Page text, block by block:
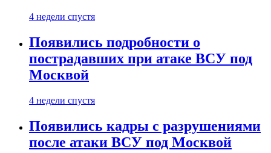
4 недели спустя
Появились подробности о
пострадавших при атаке ВСУ под
Москвой
4 недели спустя
Появились кадры с разрушениями
после атаки ВСУ под Москвой